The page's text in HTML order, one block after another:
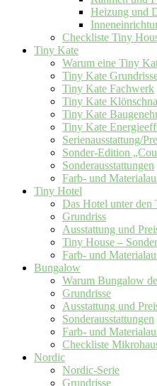
Heizung und
Checkliste Tiny
Tiny Kate
Warum eine Tiny
Tiny Kate
Tiny Kate Fachwerk
Tiny Kate
Tiny Kate
Tiny Kate
Serienausstattung/
Sonder-Edition
Sonderausstattungen
Farb- und
Tiny Hotel
Das Hotel unter den
Grundriss
Ausstattung und
Tiny House –
Farb- und
Bungalow
Warum Bungalow
Grundrisse
Ausstattung und
Sonderausstattungen
Farb- und
Checkliste
Nordic
Nordic-Serie
Grundrisse